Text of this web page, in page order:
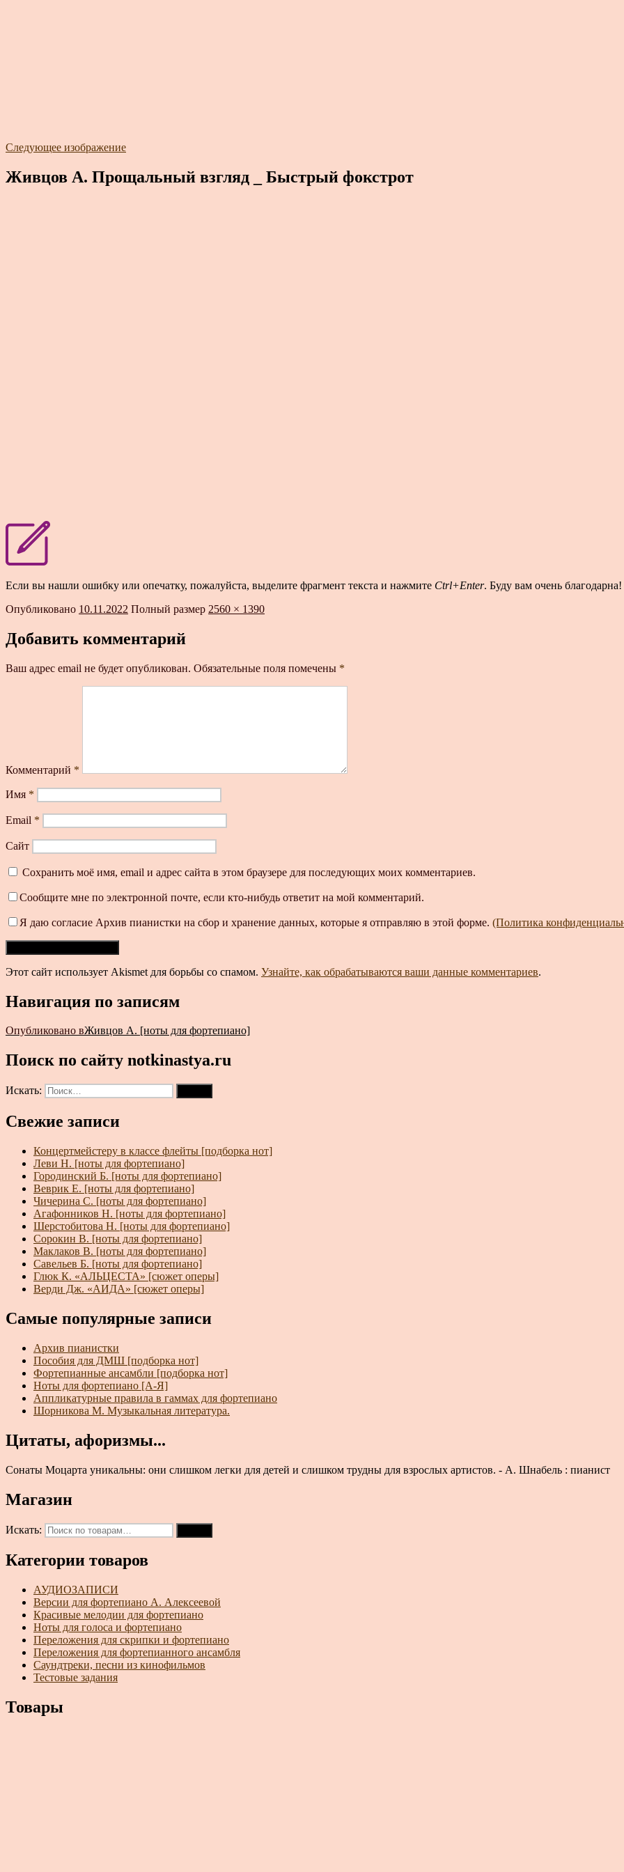
Следующее изображение
Живцов А. Прощальный взгляд _ Быстрый фокстрот
Если вы нашли ошибку или опечатку, пожалуйста, выделите фрагмент текста и нажмите Ctrl+Enter. Буду вам очень благодарна!
Опубликовано 10.11.2022 Полный размер 2560 × 1390
Добавить комментарий
Ваш адрес email не будет опубликован. Обязательные поля помечены *
Комментарий *
Имя *
Email *
Сайт
Сохранить моё имя, email и адрес сайта в этом браузере для последующих моих комментариев.
Сообщите мне по электронной почте, если кто-нибудь ответит на мой комментарий.
Я даю согласие Архив пианистки на сбор и хранение данных, которые я отправляю в этой форме. (Политика
Этот сайт использует Akismet для борьбы со спамом. Узнайте, как обрабатываются ваши данные комментариев.
Навигация по записям
Опубликовано вЖивцов А. [ноты для фортепиано]
Поиск по сайту notkinastya.ru
Искать:
Свежие записи
Концертмейстеру в классе флейты [подборка нот]
Леви Н. [ноты для фортепиано]
Городинский Б. [ноты для фортепиано]
Веврик Е. [ноты для фортепиано]
Чичерина С. [ноты для фортепиано]
Агафонников Н. [ноты для фортепиано]
Шерстобитова Н. [ноты для фортепиано]
Сорокин В. [ноты для фортепиано]
Маклаков В. [ноты для фортепиано]
Савельев Б. [ноты для фортепиано]
Глюк К. «АЛЬЦЕСТА» [сюжет оперы]
Верди Дж. «АИДА» [сюжет оперы]
Самые популярные записи
Архив пианистки
Пособия для ДМШ [подборка нот]
Фортепианные ансамбли [подборка нот]
Ноты для фортепиано [А-Я]
Аппликатурные правила в гаммах для фортепиано
Шорникова М. Музыкальная литература.
Цитаты, афоризмы...
Сонаты Моцарта уникальны: они слишком легки для детей и слишком трудны для взрослых артистов. - А. Шнабель : пианист
Магазин
Искать:
Категории товаров
АУДИОЗАПИСИ
Версии для фортепиано А. Алексеевой
Красивые мелодии для фортепиано
Ноты для голоса и фортепиано
Переложения для скрипки и фортепиано
Переложения для фортепианного ансамбля
Саундтреки, песни из кинофильмов
Тестовые задания
Товары